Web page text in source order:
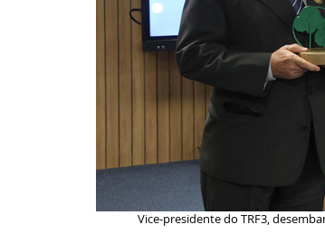
Vice-presidente do TRF3,